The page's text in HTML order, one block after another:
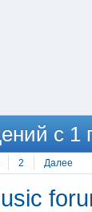
с 1
2 Далее